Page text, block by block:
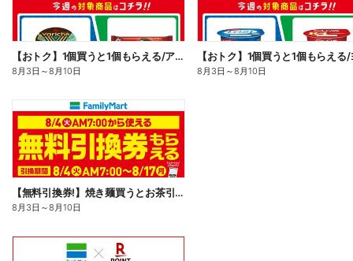
【おトク】1個買うと1個もらえる/アイス
8月3日 ～8月10日 8月3日 ～8月10日
【無料引換券!】焼き麺買うとお茶引換券貰える!
8月3日 ～8月10日